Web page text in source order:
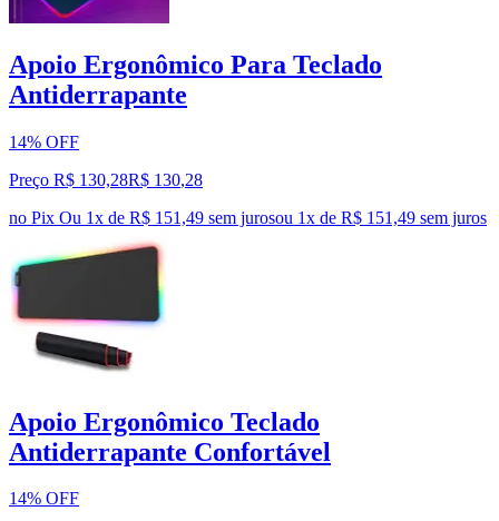
Apoio Ergonômico Para Teclado
Antiderrapante
14% OFF
Preço R$ 130,28R$ 130,28
no Pix Ou 1x de R$ 151,49 sem jurosou 1x de R$ 151,49 sem juros
Apoio Ergonômico Teclado
Antiderrapante Confortável
14% OFF